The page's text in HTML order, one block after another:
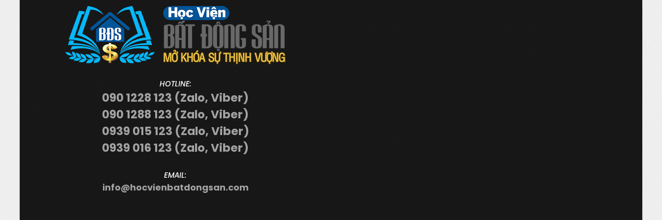
HOTLINE:
090 1228 123 (Zalo, Viber)
090 1288 123 (Zalo, Viber)
0939 015 123 (Zalo, Viber)
0939 016 123 (Zalo, Viber)
EMAIL:
info@hocvienbatdongsan.com